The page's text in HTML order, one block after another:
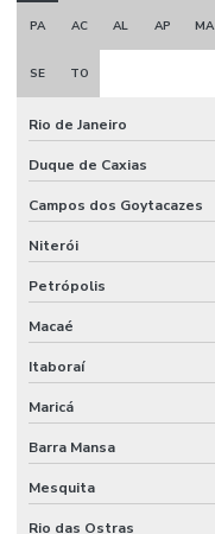
PA AC AL AP MA
SE TO
Rio de Janeiro
Duque de Caxias
Campos dos Goytacazes
Niterói
Petrópolis
Macaé
Itaboraí
Maricá
Barra Mansa
Mesquita
Rio das Ostras